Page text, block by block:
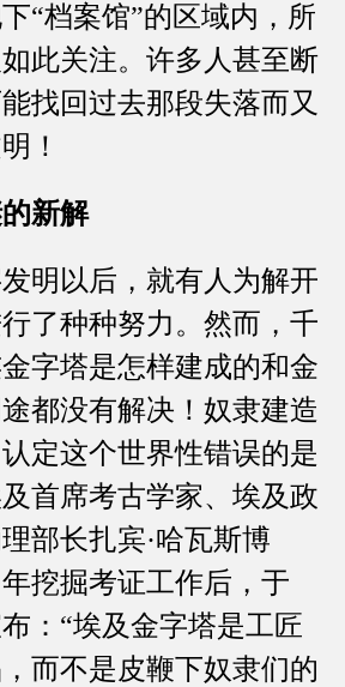
“档案馆”的区域内，所
此关注。许多人甚至断
找回过去那段失落而又
！
新解
以后，就有人为解开
了种种努力。然而，千
字塔是怎样建成的和金
都没有解决！奴隶建造
定这个世界性错误的是
首席考古学家、埃及政
部长扎宾·哈瓦斯博
挖掘考证工作后，于
：“埃及金字塔是工匠
而不是皮鞭下奴隶们的